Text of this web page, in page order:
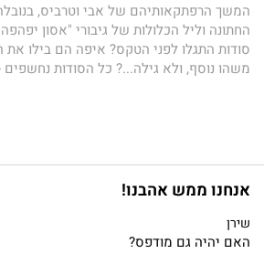
המשך הרפתקאותיהם של אבי וטרביס,
החתונה וליל הכלולות של גיבורי "אסון
סודות התגלו לפני הטקס? איפה הם בילו את
משהו נוסף, ולא גילה...? כל הסודות
אנחנו ממש אהבנו!
שירן
האם יהיה גם מודפס?